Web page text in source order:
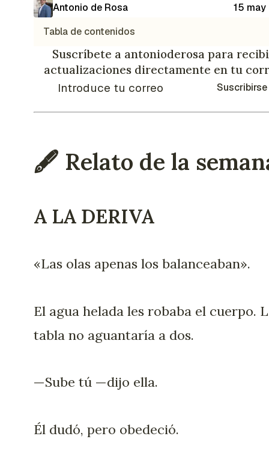
Antonio de Rosa
15
Tabla de contenidos
Suscríbete a antonioderosa para
actualizaciones directamente en tu
Suscribirse
🖋️ Relato de la
A LA DERIVA
«Las olas apenas los balanceaban».
El agua helada les robaba el cuerpo.
tabla no aguantaría a dos.
—Sube tú —dijo ella.
Él dudó, pero obedeció.